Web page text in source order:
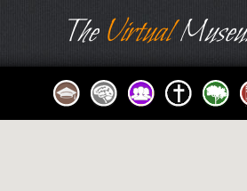
TheVirtual